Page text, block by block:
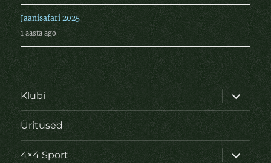
Jaanisafari 2025
1 aasta ago
Klubi
laienda
Üritused
4×4 Sport
laienda